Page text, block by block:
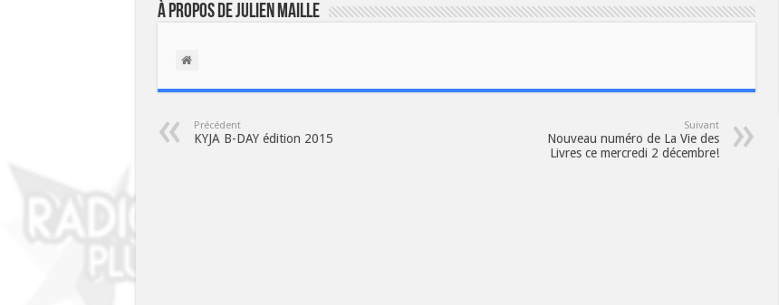
À propos de Julien Maille
Précédent
KYJA B-DAY édition 2015
Suivant
Nouveau numéro de La Vie des
Livres ce mercredi 2 décembre!